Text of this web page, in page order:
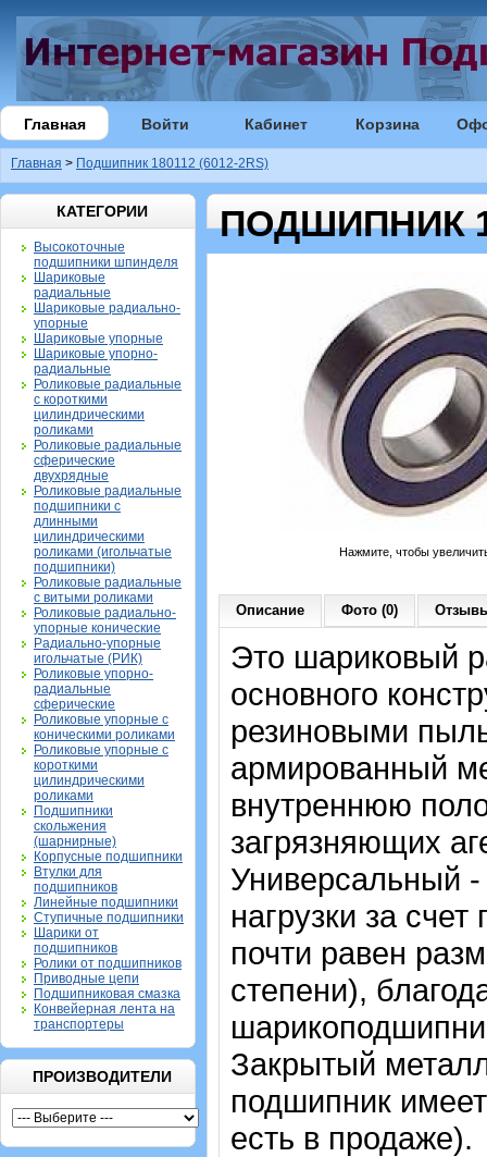
Главная Войти Кабинет Корзина
Главная > Подшипник 180112 (6012-2RS)
КАТЕГОРИИ
Высокоточные
подшипники шпинделя
Шариковые
радиальные
Шариковые радиально-
упорные
Шариковые упорные
Шариковые упорно-
радиальные
Роликовые радиальные
с короткими
цилиндрическими
роликами
Роликовые радиальные
сферические
двухрядные
Роликовые радиальные
подшипники с
длинными
цилиндрическими
роликами (игольчатые
подшипники)
Роликовые радиальные
с витыми роликами
Роликовые радиально-
упорные конические
Радиально-упорные
игольчатые (РИК)
Роликовые упорно-
радиальные
сферические
Роликовые упорные с
коническими роликами
Роликовые упорные с
короткими
цилиндрическими
роликами
Подшипники
скольжения
(шарнирные)
Корпусные подшипники
Втулки для
подшипников
Линейные подшипники
Ступичные подшипники
Шарики от
подшипников
Ролики от подшипников
Приводные цепи
Подшипниковая смазка
Конвейерная лента на
транспортеры
ПРОИЗВОДИТЕЛИ
ПОДШИПНИК
Нажмите, чтобы
Описание Фото (0)
Это шариковый
основного
резиновыми
армированный
внутреннюю
загрязняющих
Универсальный
нагрузки за
почти равен
степени),
Закрытый
подшипник
есть в продаже).